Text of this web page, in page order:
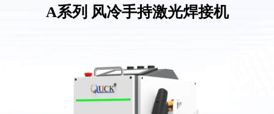
A系列 风冷手持激光焊接机